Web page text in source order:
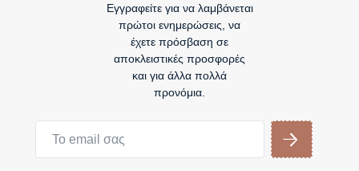
Εγγραφείτε για να λαμβάνεται
πρώτοι ενημερώσεις, να
έχετε πρόσβαση σε
αποκλειστικές προσφορές
και για άλλα πολλά
προνόμια.